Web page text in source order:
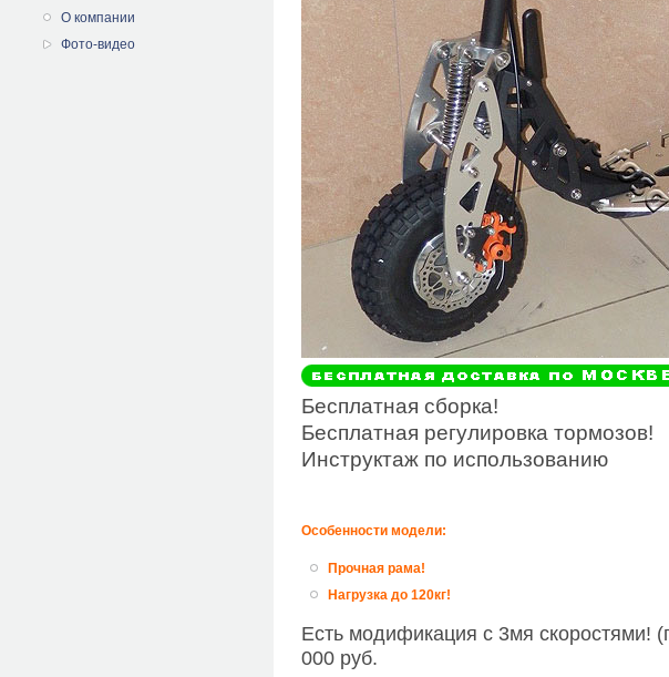
О компании
Фото-видео
Бесплатная сборка!
Бесплатная регулировка тормозов!
Инструктаж по использованию
Особенности модели:
Прочная рама!
Нагрузка до 120кг!
Есть модификация с 3мя скоростями!
000 руб.